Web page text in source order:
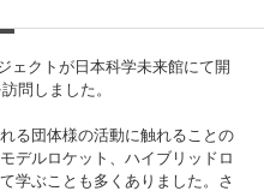
ェクトが日本科学未来館にて開
問しました。
る団体様の活動に触れることの
デルロケット、ハイブリッドロ
学ぶことも多くありました。さ